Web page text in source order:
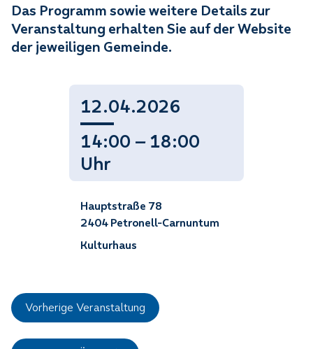
Das Programm sowie weitere Details zur
Veranstaltung erhalten Sie auf der Website
der jeweiligen Gemeinde.
12.04.2026
14:00 — 18:00
Uhr
Hauptstraße 78
2404 Petronell-Carnuntum
Kulturhaus
Vorherige Veranstaltung